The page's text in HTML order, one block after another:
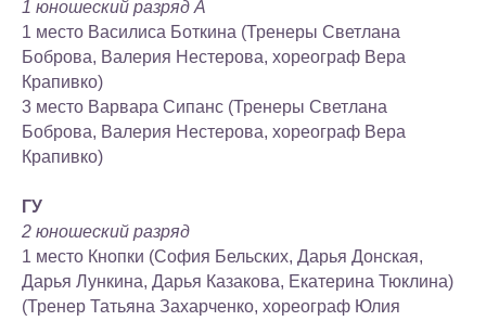
1 юношеский разряд А
1 место Василиса Боткина (Тренеры Светлана
Боброва, Валерия Нестерова, хореограф Вера
Крапивко)
3 место Варвара Сипанс (Тренеры Светлана
Боброва, Валерия Нестерова, хореограф Вера
Крапивко)
ГУ
2 юношеский разряд
1 место Кнопки (София Бельских, Дарья Донская,
Дарья Лункина, Дарья Казакова, Екатерина Тюклина)
(Тренер Татьяна Захарченко, хореограф Юлия